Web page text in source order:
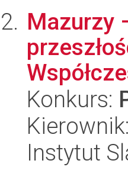
Mazurzy
Konkurs:
Instytut